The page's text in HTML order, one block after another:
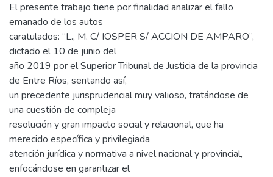
El presente trabajo tiene por finalidad analizar el fallo
emanado de los autos
caratulados: “L., M. C/ IOSPER S/ ACCION DE AMPARO”,
dictado el 10 de junio del
año 2019 por el Superior Tribunal de Justicia de la provincia
de Entre Ríos, sentando así,
un precedente jurisprudencial muy valioso, tratándose de
una cuestión de compleja
resolución y gran impacto social y relacional, que ha
merecido específica y privilegiada
atención jurídica y normativa a nivel nacional y provincial,
enfocándose en garantizar el